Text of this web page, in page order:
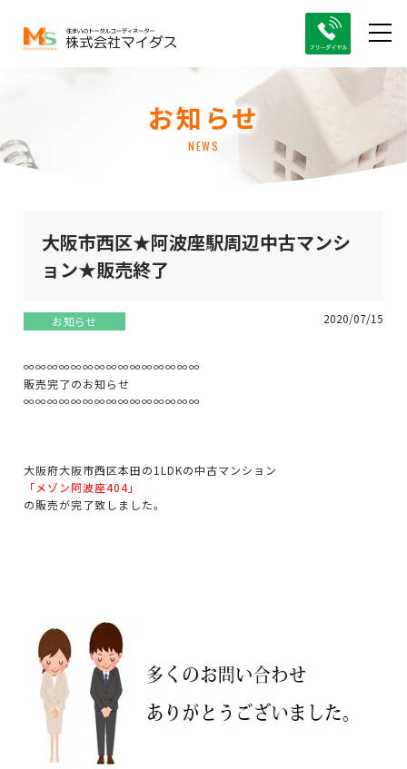
お知らせ
NEWS
大阪市西区★阿波座駅周辺中古マンシ
ョン★販売終了
お知らせ 2020/07/15
∞∞∞∞∞∞∞∞∞∞∞∞∞∞∞
販売完了のお知らせ
∞∞∞∞∞∞∞∞∞∞∞∞∞∞∞
大阪府大阪市西区本田の1LDKの中古マンション
「メゾン阿波座404」
の販売が完了致しました。